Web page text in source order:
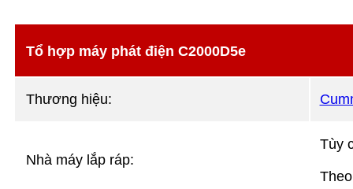
Tổ hợp máy phát điện C2000D5e
Thương hiệu:
Nhà máy lắp ráp:
Tùy